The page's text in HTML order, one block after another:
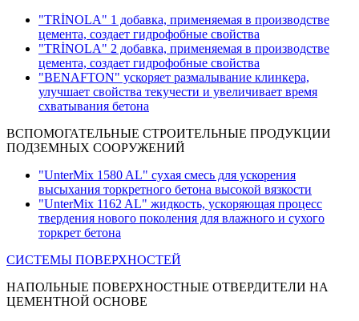
"TRİNOLA" 1 добавка, применяемая в производстве
цемента, создает гидрофобные свойства
"TRİNOLA" 2 добавка, применяемая в производстве
цемента, создает гидрофобные свойства
"BENAFTON" ускоряет размалывание клинкера,
улучшает свойства текучести и увеличивает время
схватывания бетона
ВСПОМОГАТЕЛЬНЫЕ СТРОИТЕЛЬНЫЕ ПРОДУКЦИИ
ПОДЗЕМНЫХ СООРУЖЕНИЙ
"UnterMix 1580 AL" сухая смесь для ускорения
высыхания торкретного бетона высокой вязкости
"UnterMix 1162 AL" жидкость, ускоряющая процесс
твердения нового поколения для влажного и сухого
торкрет бетона
СИСТЕМЫ ПОВЕРХНОСТЕЙ
НАПОЛЬНЫЕ ПОВЕРХНОСТНЫЕ ОТВЕРДИТЕЛИ НА
ЦЕМЕНТНОЙ ОСНОВЕ